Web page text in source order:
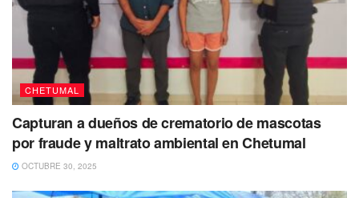
CHETUMAL
Capturan a dueños de crematorio de mascotas
por fraude y maltrato ambiental en Chetumal
OCTUBRE 30, 2025